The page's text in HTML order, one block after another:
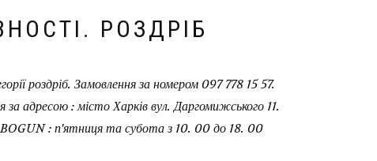
РОЗДРІБ
роздріб. Замовлення за номером 097 778 15 57.
адресою : місто Харків вул. Даргомижського 11.
: п'ятниця та субота з 10. 00 до 18. 00